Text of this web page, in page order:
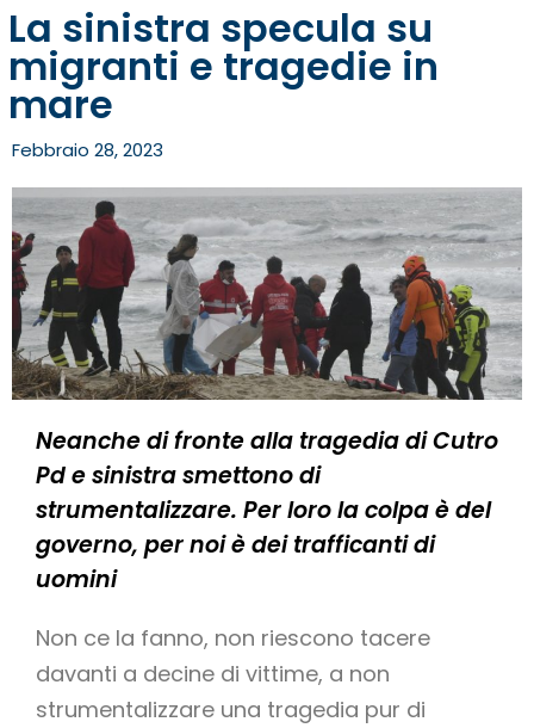
La sinistra specula su
migranti e tragedie in
mare
Febbraio 28, 2023
Neanche di fronte alla tragedia di Cutro
Pd e sinistra smettono di
strumentalizzare. Per loro la colpa è del
governo, per noi è dei trafficanti di
uomini
Non ce la fanno, non riescono tacere
davanti a decine di vittime, a non
strumentalizzare una tragedia pur di